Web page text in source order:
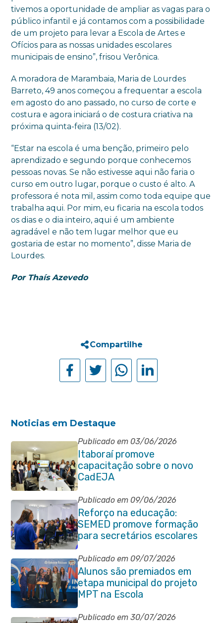
tivemos a oportunidade de ampliar as vagas para o
público infantil e já contamos com a possibilidade
de um projeto para levar a Escola de Artes e
Ofícios para as nossas unidades escolares
municipais de ensino”, frisou Verônica.
A moradora de Marambaia, Maria de Lourdes
Barreto, 49 anos começou a frequentar a escola
em agosto do ano passado, no curso de corte e
costura e agora iniciará o de costura criativa na
próxima quinta-feira (13/02).
“Estar na escola é uma benção, primeiro pelo
aprendizado e segundo porque conhecemos
pessoas novas. Se não estivesse aqui não faria o
curso em outro lugar, porque o custo é alto. A
professora é nota mil, assim como toda equipe que
trabalha aqui. Por mim, eu ficaria na escola todos
os dias e o dia inteiro, aqui é um ambiente
agradável e não tem lugar melhor que eu
gostaria de estar no momento”, disse Maria de
Lourdes.
Por Thaís Azevedo
Compartilhe
Noticias em Destaque
Publicado em 03/06/2026
Itaboraí promove
capacitação sobre o novo
CadEJA
Publicado em 09/06/2026
Reforço na educação:
SEMED promove formação
para secretários escolares
Publicado em 09/07/2026
Alunos são premiados em
etapa municipal do projeto
MPT na Escola
Publicado em 30/07/2026